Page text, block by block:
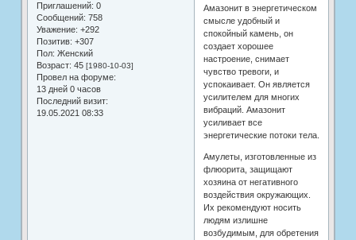
Приглашений: 0
Сообщений: 758
Уважение: +292
Позитив: +307
Пол: Женский
Возраст: 45 [1980-10-03]
Провел на форуме:
13 дней 0 часов
Последний визит:
19.05.2021 08:33
Амазонит в энергетическом
смысле удобный и
спокойный камень, он
создает хорошее
настроение, снимает
чувство тревоги, и
успокаивает. Он является
усилителем для многих
вибраций. Амазонит
усиливает все
энергетические потоки тела.
Амулеты, изготовленные из
флюорита, защищают
хозяина от негативного
воздействия окружающих.
Их рекомендуют носить
людям излишне
возбудимым, для обретения